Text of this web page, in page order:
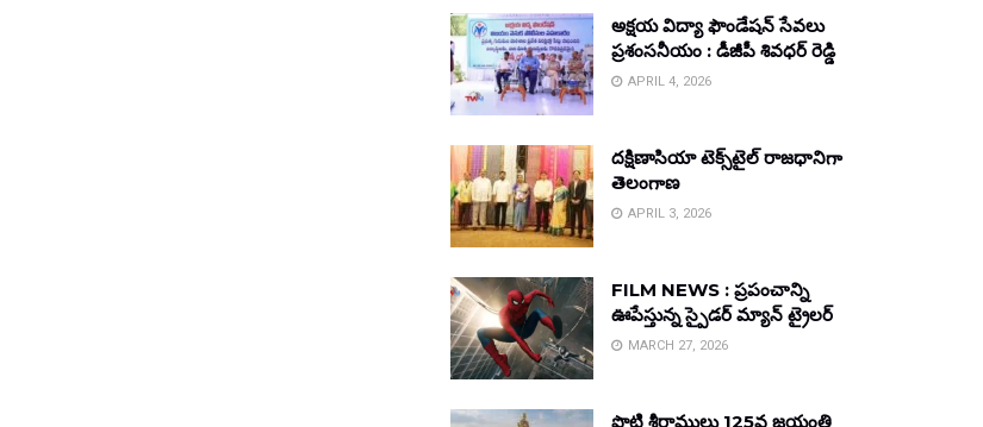
అక్షయ విద్యా ఫౌండేషన్ సేవలు
ప్రశంసనీయం : డీజీపీ శివధర్ రెడ్డి
APRIL 4, 2026
దక్షిణాసియా టెక్స్‌టైల్ రాజధానిగా
తెలంగాణ
APRIL 3, 2026
FILM NEWS : ప్రపంచాన్ని
ఊపేస్తున్న స్పైడర్ మ్యాన్ ట్రైలర్
MARCH 27, 2026
పొట్టి శ్రీరాములు 125వ జయంతి